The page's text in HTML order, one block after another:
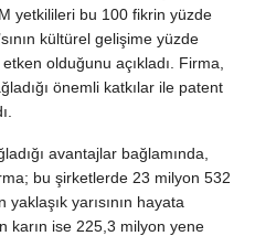
yetkilileri bu 100 fikrin yüzde
kültürel gelişime yüzde
olduğunu açıkladı. Firma,
önemli katkılar ile patent
avantajlar bağlamında,
bu şirketlerde 23 milyon 532
yaklaşık yarısının hayata
karın ise 225,3 milyon yene